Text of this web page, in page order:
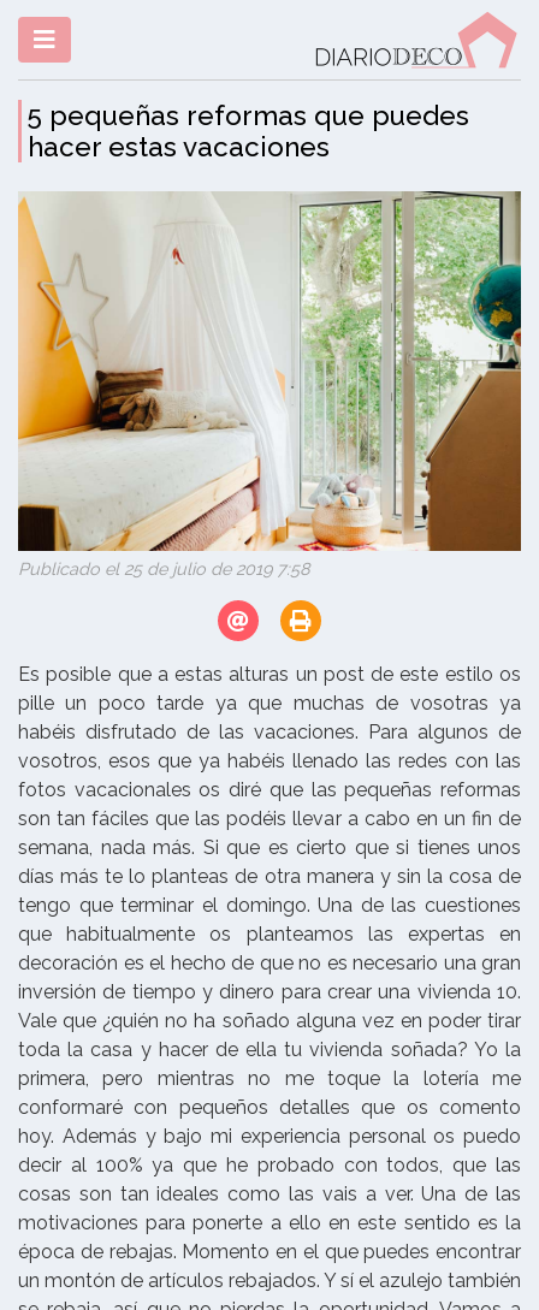
5 pequeñas reformas que puedes
hacer estas vacaciones
Publicado el 25 de julio de 2019 7:58
Es posible que a estas alturas un post de este estilo os
pille un poco tarde ya que muchas de vosotras ya
habéis disfrutado de las vacaciones. Para algunos de
vosotros, esos que ya habéis llenado las redes con las
fotos vacacionales os diré que las pequeñas reformas
son tan fáciles que las podéis llevar a cabo en un fin de
semana, nada más. Si que es cierto que si tienes unos
días más te lo planteas de otra manera y sin la cosa de
tengo que terminar el domingo. Una de las cuestiones
que habitualmente os planteamos las expertas en
decoración es el hecho de que no es necesario una gran
inversión de tiempo y dinero para crear una vivienda 10.
Vale que ¿quién no ha soñado alguna vez en poder tirar
toda la casa y hacer de ella tu vivienda soñada? Yo la
primera, pero mientras no me toque la lotería me
conformaré con pequeños detalles que os comento
hoy. Además y bajo mi experiencia personal os puedo
decir al 100% ya que he probado con todos, que las
cosas son tan ideales como las vais a ver. Una de las
motivaciones para ponerte a ello en este sentido es la
época de rebajas. Momento en el que puedes encontrar
un montón de artículos rebajados. Y sí el azulejo también